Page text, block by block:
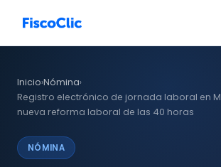
Inicio›Nómina›
Registro electrónico de jornada laboral en
nueva reforma laboral de las 40 horas
NÓMINA